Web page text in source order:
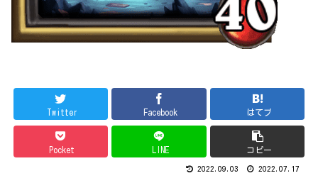
Twitter Facebook はてブ
Pocket LINE コピー
2022.09.03 2022.07.17